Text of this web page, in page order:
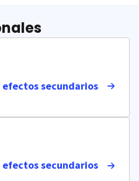
secundarios
secundarios